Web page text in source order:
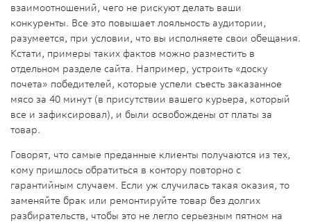
взаимоотношений, чего не рискуют делать ваши
конкуренты. Все это повышает лояльность аудитории,
разумеется, при условии, что вы исполняете свои обещания.
Кстати, примеры таких фактов можно разместить в
отдельном разделе сайта. Например, устроить «доску
почета» победителей, которые успели съесть заказанное
мясо за 40 минут (в присутствии вашего курьера, который
все и зафиксировал), и были освобождены от платы за
товар.
Говорят, что самые преданные клиенты получаются из тех,
кому пришлось обратиться в контору повторно с
гарантийным случаем. Если уж случилась такая оказия, то
заменяйте брак или ремонтируйте товар без долгих
разбирательств, чтобы это не легло серьезным пятном на